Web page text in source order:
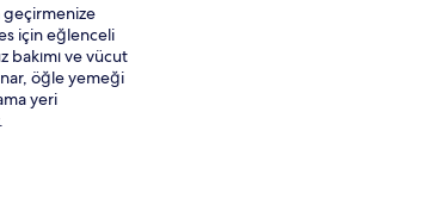
Plajda, beyaz kum, şezlong, plaj şemsiyesi
geçirmenize
için eğlenceli
bakımı ve vücut
öğle yemeği
yeri